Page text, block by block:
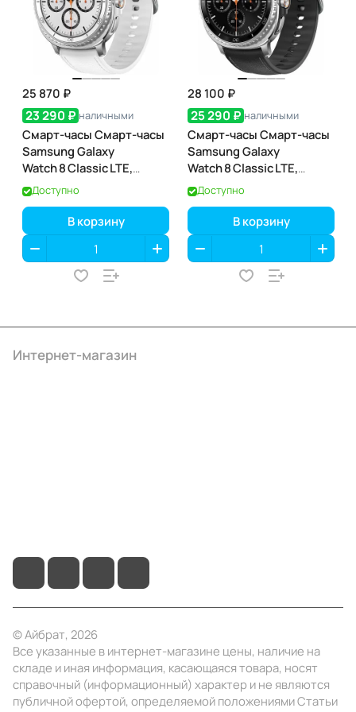
25 870 ₽
23 290 ₽ наличными
Смарт-часы Смарт-часы
Samsung Galaxy
Watch 8 Classic LTE,
46 мм, White (белый)
Доступно
В корзину
28 100 ₽
25 290 ₽ наличными
Смарт-часы Смарт-часы
Samsung Galaxy
Watch 8 Classic LTE,
46 мм, Black (чёрный)
Доступно
В корзину
Интернет-магазин
© Айбрат, 2026
Все указанные в интернет-магазине цены, наличие на
складе и иная информация, касающаяся товара, носят
справочный (информационный) характер и не являются
публичной офертой, определяемой положениями Статьи